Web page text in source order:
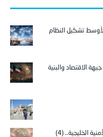
تشكيل النظام
الاقتصاد والبنية
الخليجية.. (4)